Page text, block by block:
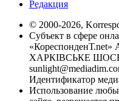
Редакция
© 2000-2026,
Субъект в сфере
«КореспонденТ.net»
ХАРКІВСЬКЕ ШОСЕ,
Идентификатор
Использование